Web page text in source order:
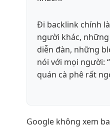
Đi backlink chính
người khác,
diễn đàn, những
nói với mọi người:
quán cà phê rất
Google không xem